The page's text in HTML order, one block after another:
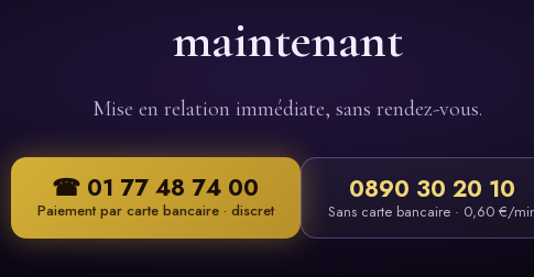
maintenant
Mise en relation immédiate, sans rendez-vous.
☎ 01 77 48 74 00
Paiement par carte bancaire · discret
0890 30 20 10
Sans carte bancaire · 0,60 €/